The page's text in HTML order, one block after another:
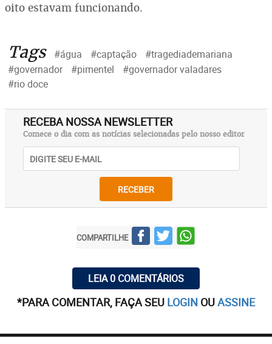
oito estavam funcionando.
Tags #água #captação
#tragediademariana
#governador
#pimentel
#governador valadares
#rio doce
RECEBA NOSSA NEWSLETTER
Comece o dia com as notícias selecionadas pelo nosso editor
RECEBER
COMPARTILHE
LEIA 0 COMENTÁRIOS
*PARA COMENTAR, FAÇA SEU LOGIN OUASSINE